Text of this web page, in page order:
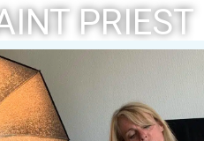
PRIEST